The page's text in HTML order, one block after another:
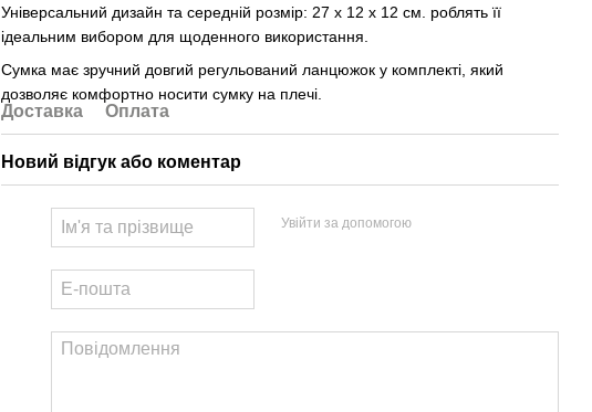
Універсальний дизайн та середній розмір: 27 x 12 x 12 см. роблять її
ідеальним вибором для щоденного використання.
Сумка має зручний довгий регульований ланцюжок у комплекті, який
дозволяє комфортно носити сумку на плечі.
Доставка Оплата
Новий відгук або коментар
Увійти за допомогою